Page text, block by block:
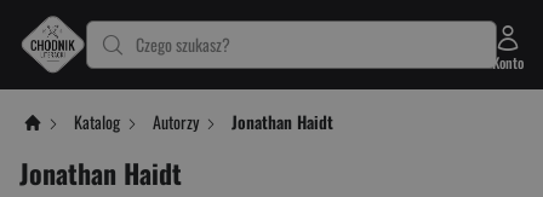
Czego szukasz?
Konto
Katalog Autorzy Jonathan Haidt
Jonathan Haidt